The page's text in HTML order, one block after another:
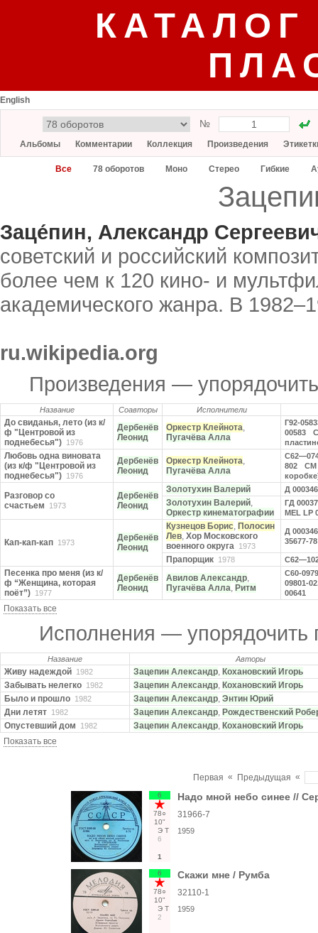
English
№
Альбомы Комментарии Коллекция Произведения
Все 78 оборотов Моно Стерео Гибкие
Заце́пин, Александр
советский и российский
более чем к 120 кино- и
академического жанра. В
ru.wikipedia.org
Произведения —
Название Соавторы Исполнители
До свиданья, лето (из к/
ф "Центровой из
поднебесья") 1976
Дербенёв
Леонид
Оркестр Клейнота,
Пугачёва Алла
Г92-
00583
Любовь одна виновата
(из к/ф "Центровой из
поднебесья") 1976
Дербенёв
Леонид
Оркестр Клейнота,
Пугачёва Алла
802
СМ
Разговор со
счастьем
1973
Дербенёв
Леонид
Золотухин Валерий Д
Золотухин Валерий,
Оркестр кинематографии
ГД
MEL LP
Кап-кап-кап 1973
Дербенёв
Леонид
Кузнецов Борис, Полосин
Лев, Хор Московского
военного округа 1973
Д
35677-78
Прапорщик 1978
Песенка про меня (из к/
ф “Женщина, которая
поёт”) 1977
Дербенёв
Леонид
Авилов Александр,
Пугачёва Алла, Ритм
С60-
09801-
00641
Показать все
Исполнения — упорядочить
Название Авторы
Живу надеждой 1982 Зацепин Александр, Кохановский Игорь
Забывать нелегко 1982 Зацепин Александр, Кохановский Игорь
Было и прошло 1982 Зацепин Александр, Энтин Юрий
Дни летят 1982 Зацепин Александр, Рождественский
Опустевший дом
1982 Зацепин Александр, Кохановский Игорь
Показать все
Первая « Предыдущая «
6
78○
10"
Э Т
6
1
Надо мной небо синее //
31966-7
1959
6
78○
10"
Э Т
2
Скажи мне / Румба
32110-1
1959